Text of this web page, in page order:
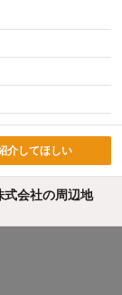
介してほしい
会社の周辺地